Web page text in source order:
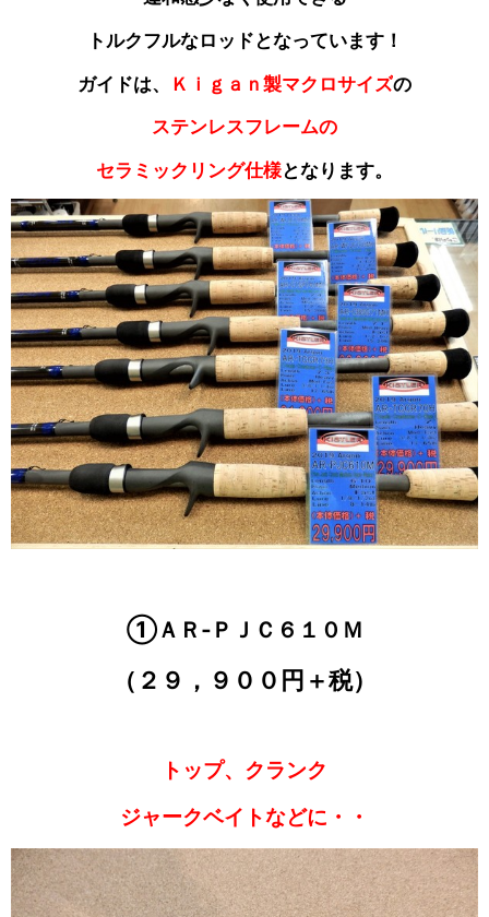
トルクフルなロッドとなっています！
ガイドは、
Ｋｉｇａｎ製マクロサイズの
ステンレスフレームの
セラミックリング仕様となります。
①ＡＲ‐ＰＪＣ６１０Ｍ
（２９，９００円＋税）
トップ、クランク
ジャークベイトなどに・・